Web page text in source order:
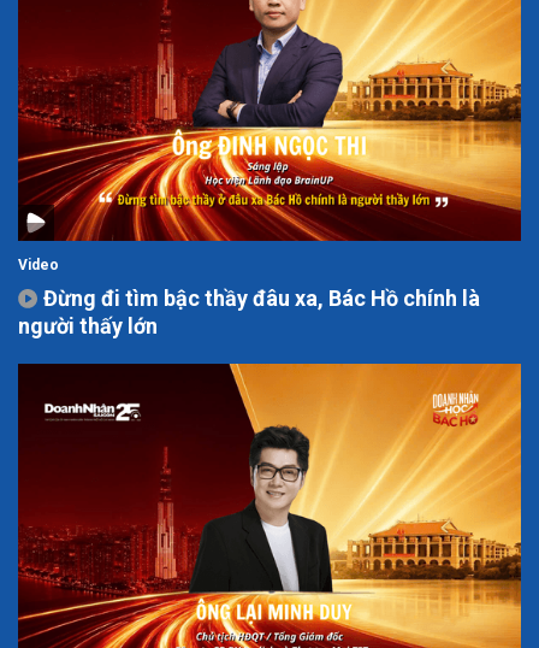
Video
Đừng đi tìm bậc thầy đâu xa, Bác Hồ chính là
người thấy lớn